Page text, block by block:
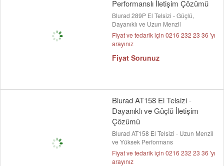
Performanslı İletişim Çözümü
Blurad 289P El Telsizi - Güçlü,
Dayanıklı ve Uzun Menzil
Fiyat ve tedarik için 0216 232 23 36 'yı
arayınız
Fiyat Sorunuz
Blurad AT158 El Telsizi -
Dayanıklı ve Güçlü İletişim
Çözümü
Blurad AT158 El Telsizi - Uzun Menzil
ve Yüksek Performans
Fiyat ve tedarik için 0216 232 23 36 'yı
arayınız